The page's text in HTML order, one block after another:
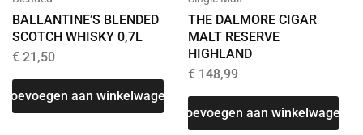
BALLANTINE’S BLENDED
SCOTCH WHISKY 0,7L
€ 21,50
Toevoegen aan winkelwagen
THE DALMORE CIGAR
MALT RESERVE
HIGHLAND
€148,99
Toevoegen aan winkelwagen